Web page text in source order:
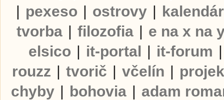
| pexeso | ostrovy | kalendár
tvorba | filozofia | e na x na
elsico | it-portal | it-forum |
rouzz | tvorič | včelín |
chyby | bohovia | adam